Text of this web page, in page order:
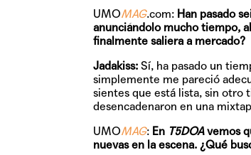
UMOMAG.com: Han pasado
anunciándolo mucho tiempo,
finalmente saliera a mercado?
Jadakiss:Sí, ha pasado un
simplemente me pareció
sientes que está lista, sin otro
desencadenaron en una
UMOMAG: En T5DOAvemos
nuevas en la escena. ¿Qué